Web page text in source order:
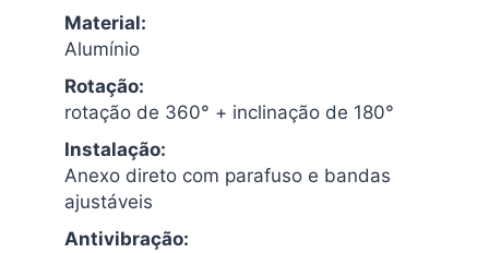
Material:
Alumínio
Rotação:
rotação de 360° + inclinação de 180°
Instalação:
Anexo direto com parafuso e bandas
ajustáveis
Antivibração: